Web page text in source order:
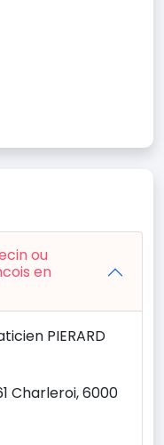
ou
en
PIERARD
Charleroi, 6000